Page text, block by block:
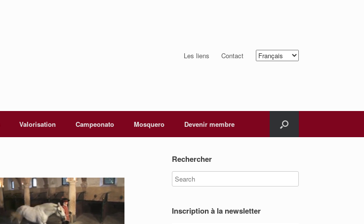
Les liens Contact
Choisir
une
Valorisation Campeonato Mosquero Devenir membre
Rechercher
Inscription à la newsletter